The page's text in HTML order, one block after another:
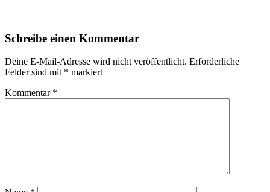
Schreibe einen Kommentar
Deine E-Mail-Adresse wird nicht veröffentlicht. Erforderliche
Felder sind mit * markiert
Kommentar *